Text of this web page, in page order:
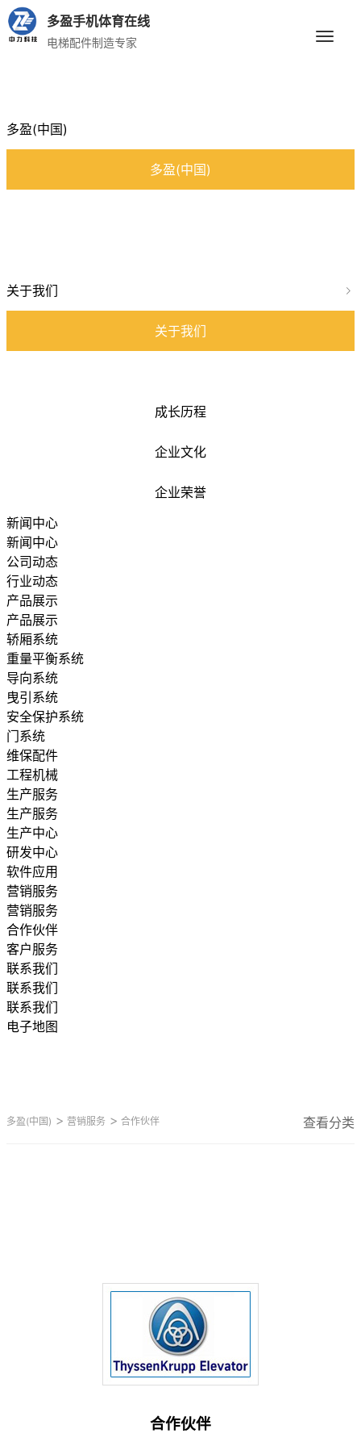
多盈手机体育在线
电梯配件制造专家
多盈(中国)
多盈(中国)
关于我们
关于我们
成长历程
企业文化
企业荣誉
新闻中心
新闻中心
公司动态
行业动态
产品展示
产品展示
轿厢系统
重量平衡系统
导向系统
曳引系统
安全保护系统
门系统
维保配件
工程机械
生产服务
生产服务
生产中心
研发中心
软件应用
营销服务
营销服务
合作伙伴
客户服务
联系我们
联系我们
联系我们
电子地图
多盈(中国) > 营销服务 > 合作伙伴 查看分类
合作伙伴